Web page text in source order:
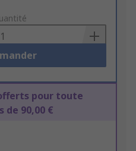
pour toute
de 90,00 €